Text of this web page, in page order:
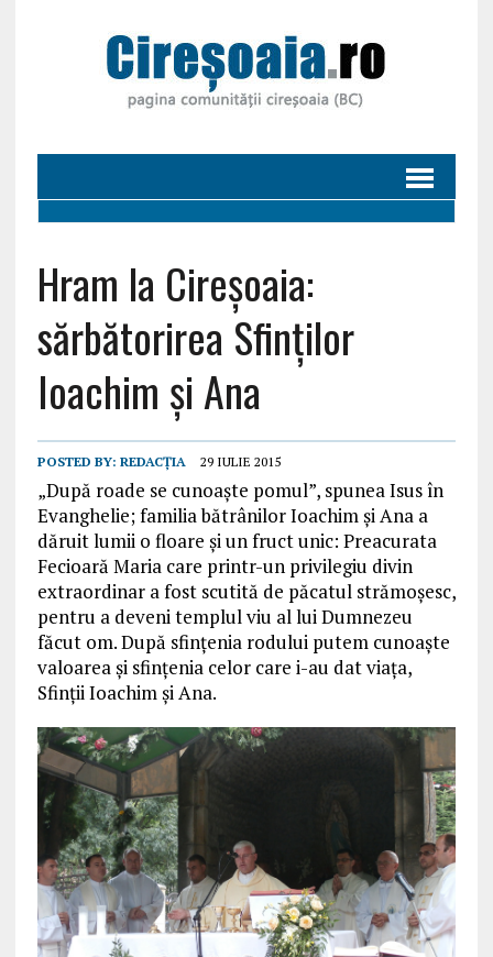
Hram la Cireșoaia:
sărbătorirea Sfinților
Ioachim și Ana
POSTED BY: REDACȚIA 29 IULIE 2015
„După roade se cunoaşte pomul”, spunea Isus în
Evanghelie; familia bătrânilor Ioachim şi Ana a
dăruit lumii o floare şi un fruct unic: Preacurata
Fecioară Maria care printr-un privilegiu divin
extraordinar a fost scutită de păcatul strămoşesc,
pentru a deveni templul viu al lui Dumnezeu
făcut om. După sfinţenia rodului putem cunoaşte
valoarea şi sfinţenia celor care i-au dat viaţa,
Sfinţii Ioachim şi Ana.